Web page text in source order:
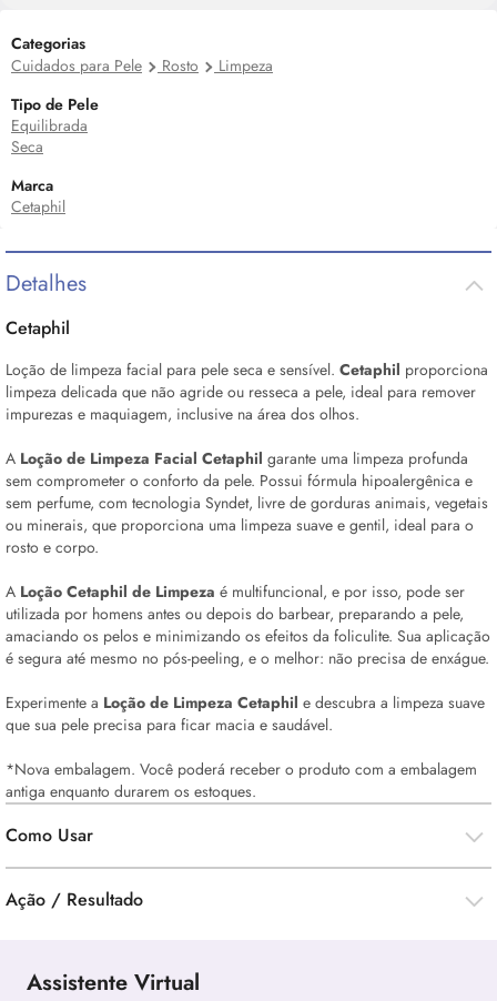
Categorias
Cuidados para Pele
Rosto
Limpeza
Tipo de Pele
Equilibrada
Seca
Marca
Cetaphil
Detalhes
Cetaphil
Loção de limpeza facial para pele seca e sensível. Cetaphil proporciona
limpeza delicada que não agride ou resseca a pele, ideal para remover
impurezas e maquiagem, inclusive na área dos olhos.
A Loção de Limpeza Facial Cetaphil garante uma limpeza profunda
sem comprometer o conforto da pele. Possui fórmula hipoalergênica e
sem perfume, com tecnologia Syndet, livre de gorduras animais, vegetais
ou minerais, que proporciona uma limpeza suave e gentil, ideal para o
rosto e corpo.
A Loção Cetaphil de Limpeza é multifuncional, e por isso, pode ser
utilizada por homens antes ou depois do barbear, preparando a pele,
amaciando os pelos e minimizando os efeitos da foliculite. Sua aplicação
é segura até mesmo no pós-peeling, e o melhor: não precisa de enxágue.
Experimente a Loção de Limpeza Cetaphil e descubra a limpeza suave
que sua pele precisa para ficar macia e saudável.
*Nova embalagem. Você poderá receber o produto com a embalagem
antiga enquanto durarem os estoques.
Como Usar
Ação / Resultado
Assistente Virtual